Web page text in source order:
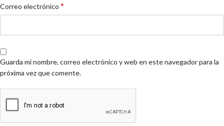
Correo electrónico *
Guarda mi nombre, correo electrónico y web en este navegador para la
próxima vez que comente.